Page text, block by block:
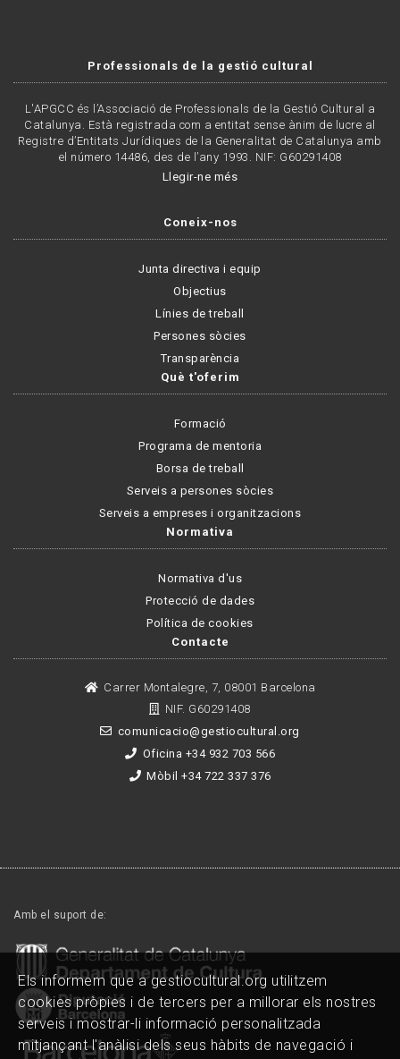
Professionals de la gestió cultural
L'APGCC és l’Associació de Professionals de la Gestió Cultural a
Catalunya. Està registrada com a entitat sense ànim de lucre al
Registre d’Entitats Jurídiques de la Generalitat de Catalunya amb
el número 14486, des de l’any 1993. NIF: G60291408
Llegir-ne més
Coneix-nos
Junta directiva i equip
Objectius
Línies de treball
Persones sòcies
Transparència
Què t'oferim
Formació
Programa de mentoria
Borsa de treball
Serveis a persones sòcies
Serveis a empreses i organitzacions
Normativa
Normativa d'us
Protecció de dades
Política de cookies
Contacte
Carrer Montalegre, 7, 08001 Barcelona
NIF. G60291408
comunicacio@gestiocultural.org
Oficina +34 932 703 566
Mòbil +34 722 337 376
Amb el suport de:
Els informem que a gestiocultural.org utilitzem
cookies pròpies i de tercers per a millorar els nostres
serveis i mostrar-li informació personalitzada
mitjançant l'anàlisi dels seus hàbits de navegació i